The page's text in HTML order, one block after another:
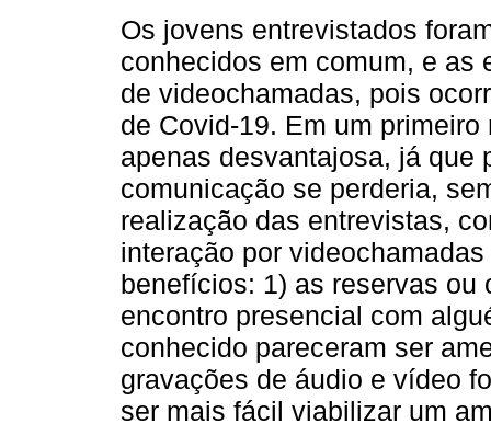
Os jovens entrevistados
conhecidos em comum, e as
de videochamadas, pois
de Covid-19. Em um
apenas desvantajosa, já que
comunicação se perderia,
realização das entrevistas,
interação por
benefícios: 1) as reservas ou
encontro presencial com
conhecido pareceram ser
gravações de áudio e vídeo
ser mais fácil viabilizar um